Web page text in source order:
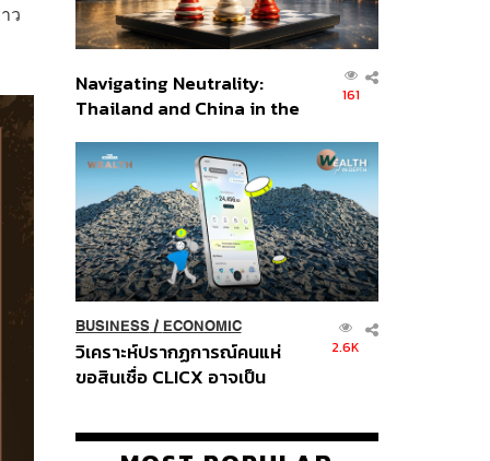
ว
Navigating Neutrality:
Thailand and China in the
Order
161
BUSINESS/ ECONOMIC
วิเคราะห์ปรากฏการณ์คนแห่
ขอสินเชื่อ CLICX อาจเป็น
ปัญหาหนี้ครัวเรือนไทยที่ถูกซุก
2.6K